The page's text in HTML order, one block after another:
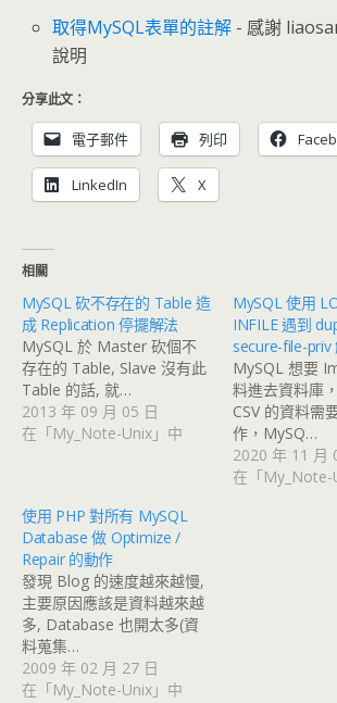
取得MySQL表單的註解 - 感謝
說明
分享此文：
電子郵件 列印
LinkedIn X
相關
MySQL 砍不存在的 Table 造
成 Replication 停擺解法
MySQL 於 Master 砍個不
存在的 Table, Slave 沒有此
Table 的話, 就…
2013 年 09 月 05 日
在「My_Note-Unix」中
MySQL 使用
INFILE 遇到
secure-file-priv
MySQL 想要
料進去資料庫
CSV 的資料需
作，MySQ…
2020 年 11 月
在「My_Note-
使用 PHP 對所有 MySQL
Database 做 Optimize /
Repair 的動作
發現 Blog 的速度越來越慢,
主要原因應該是資料越來越
多, Database 也開太多(資
料蒐集…
2009 年 02 月 27 日
在「My_Note-Unix」中